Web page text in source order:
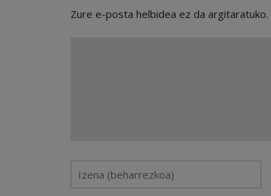
Zure e-posta helbidea ez da argitaratuko.